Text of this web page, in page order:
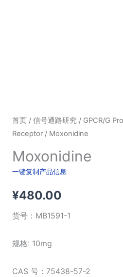
首页/ 信号通路研究/ GPCR/G
Receptor/ Moxonidine
Moxonidine
一键复制产品信息
¥480.00
货号： MB1591-1
规格: 10mg
CAS 号：75438-57-2